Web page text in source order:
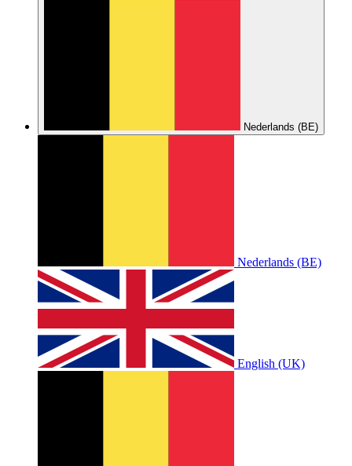
Nederlands (BE)
Nederlands (BE)
English (UK)